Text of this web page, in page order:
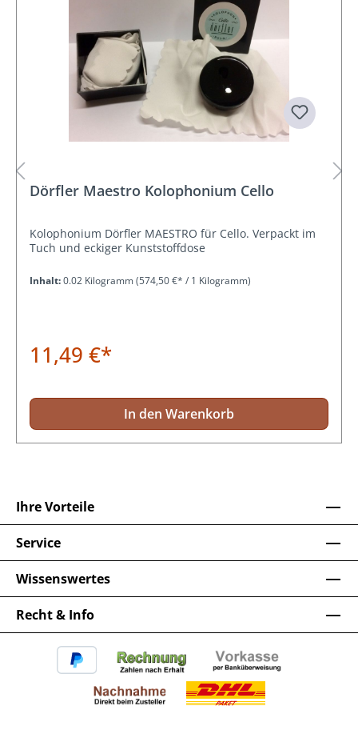
Dörfler Maestro Kolophonium Cello
Kolophonium Dörfler MAESTRO für Cello. Verpackt im
Tuch und eckiger Kunststoffdose
Inhalt:0.02 Kilogramm(574,50 €* / 1 Kilogramm)
11,49 €*
In den Warenkorb
Recht & Info
Ihre Vorteile
Service
Wissenswertes